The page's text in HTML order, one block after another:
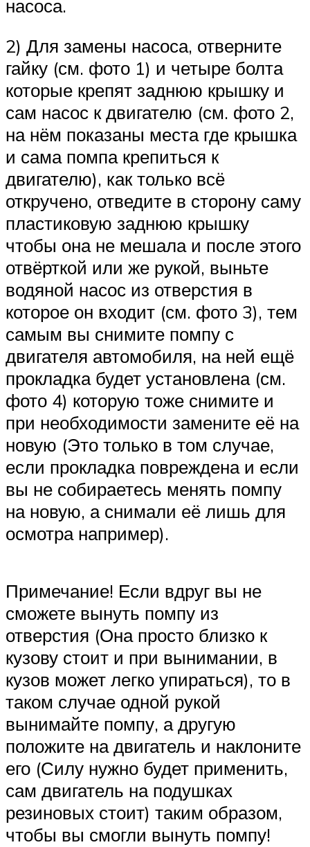
насоса.
2) Для замены насоса, отверните
гайку (см. фото 1) и четыре болта
которые крепят заднюю крышку и
сам насос к двигателю (см. фото 2,
на нём показаны места где крышка
и сама помпа крепиться к
двигателю), как только всё
откручено, отведите в сторону саму
пластиковую заднюю крышку
чтобы она не мешала и после этого
отвёрткой или же рукой, выньте
водяной насос из отверстия в
которое он входит (см. фото 3), тем
самым вы снимите помпу с
двигателя автомобиля, на ней ещё
прокладка будет установлена (см.
фото 4) которую тоже снимите и
при необходимости замените её на
новую (Это только в том случае,
если прокладка повреждена и если
вы не собираетесь менять помпу
на новую, а снимали её лишь для
осмотра например).
Примечание! Если вдруг вы не
сможете вынуть помпу из
отверстия (Она просто близко к
кузову стоит и при вынимании, в
кузов может легко упираться), то в
таком случае одной рукой
вынимайте помпу, а другую
положите на двигатель и наклоните
его (Силу нужно будет применить,
сам двигатель на подушках
резиновых стоит) таким образом,
чтобы вы смогли вынуть помпу!